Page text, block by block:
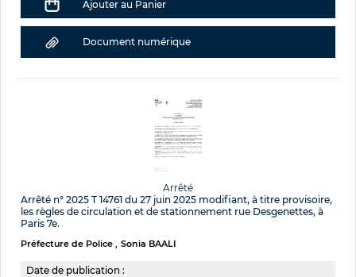
Ajouter au Panier
Document numérique
Arrêté
Arrêté n° 2025 T 14761 du 27 juin 2025 modifiant, à titre provisoire,
les règles de circulation et de stationnement rue Desgenettes, à
Paris 7e.
Préfecture de Police Sonia BAALI
Date de publication :